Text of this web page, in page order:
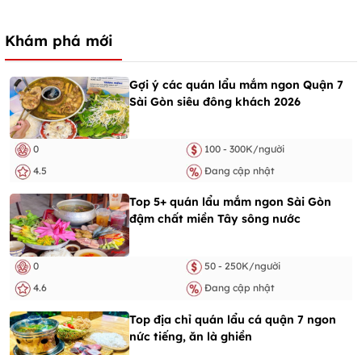
Khám phá mới
Gợi ý các quán lẩu mắm ngon Quận 7
Sài Gòn siêu đông khách 2026
0
100 - 300K/người
4.5
Đang cập nhật
Top 5+ quán lẩu mắm ngon Sài Gòn
đậm chất miền Tây sông nước
0
50 - 250K/người
4.6
Đang cập nhật
Top địa chỉ quán lẩu cá quận 7 ngon
nức tiếng, ăn là ghiền